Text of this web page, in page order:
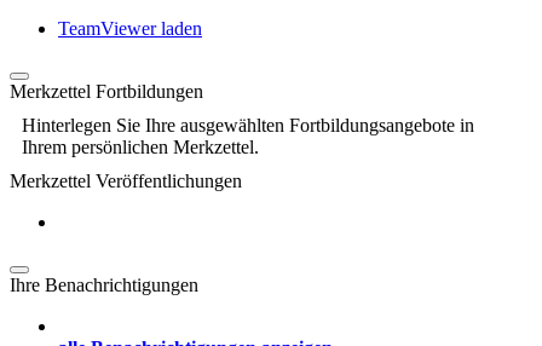
TeamViewer laden
Merkzettel Fortbildungen
Hinterlegen Sie Ihre ausgewählten Fortbildungsangebote in
Ihrem persönlichen Merkzettel.
Merkzettel Veröffentlichungen
Ihre Benachrichtigungen